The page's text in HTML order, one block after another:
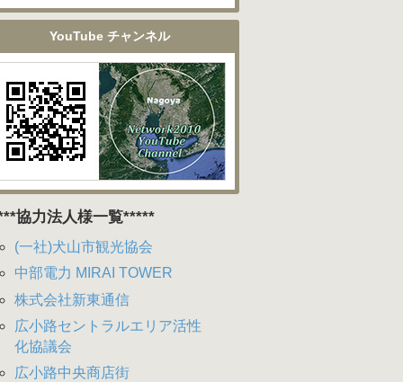
YouTube チャンネル
協力法人様一覧*****
(一社)犬山市観光協会
中部電力 MIRAI TOWER
株式会社新東通信
広小路セントラルエリア活性
化協議会
広小路中央商店街